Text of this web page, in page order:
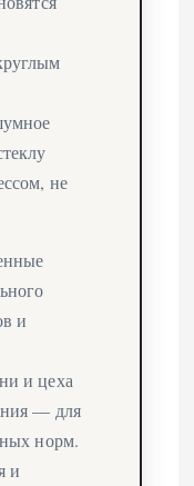
не
и
и цеха
— для
норм.
и